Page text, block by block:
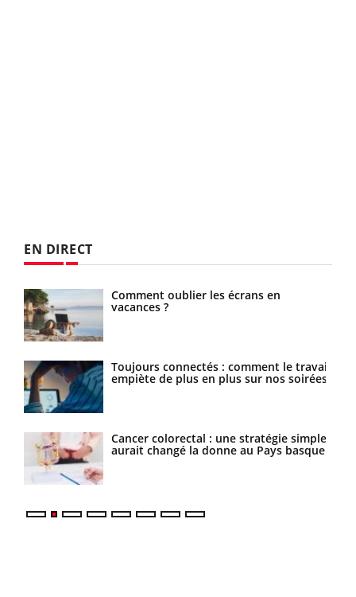
EN DIRECT
Comment oublier les écrans en
vacances ?
Toujours connectés : comment le travail
empiète de plus en plus sur nos soirées
Cancer colorectal : une stratégie simple
aurait changé la donne au Pays basque